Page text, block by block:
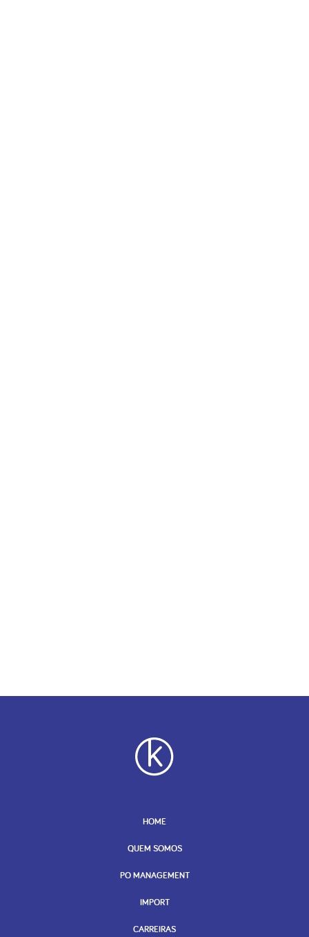
HOME
QUEM SOMOS
PO MANAGEMENT
IMPORT
CARREIRAS